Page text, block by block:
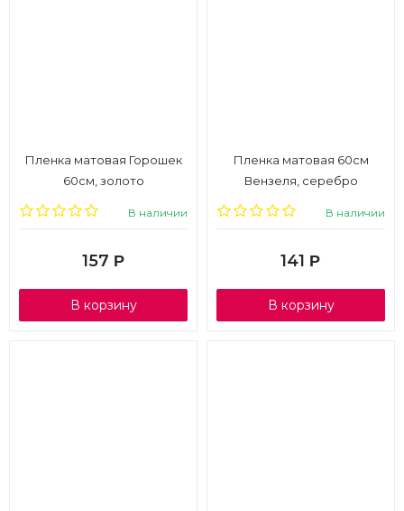
Пленка матовая Горошек
60см, золото
В наличии
157 Р
В корзину
Пленка матовая 60см
Вензеля, серебро
В наличии
141 Р
В корзину